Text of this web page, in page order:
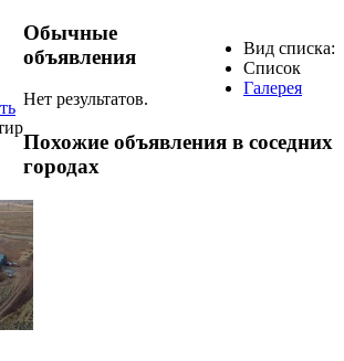
Вид списка:
Список
Галерея
Обычные
объявления
Нет результатов.
Похожие объявления в соседних
городах